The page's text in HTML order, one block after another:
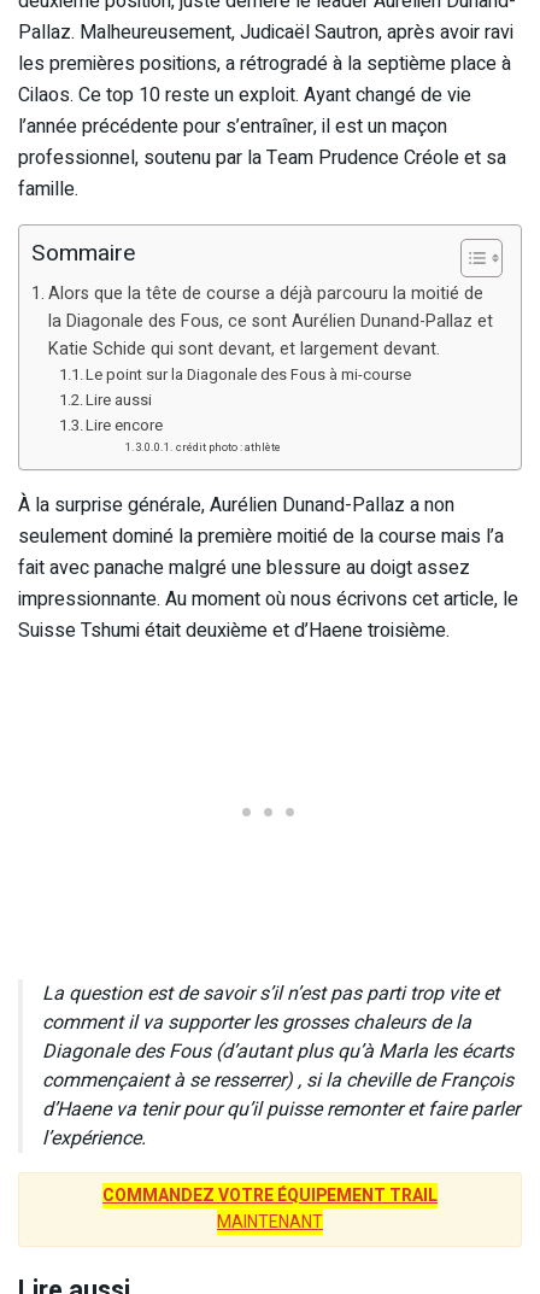
Pallaz. Malheureusement, Judicaël Sautron, après avoir ravi
les premières positions, a rétrogradé à la septième place à
Cilaos. Ce top 10 reste un exploit. Ayant changé de vie
l’année précédente pour s’entraîner, il est un maçon
professionnel, soutenu par la Team Prudence Créole et sa
famille.
Sommaire
Alors que la tête de course a déjà parcouru la moitié de
la Diagonale des Fous, ce sont Aurélien Dunand-Pallaz et
Katie Schide qui sont devant, et largement devant.
Le point sur la Diagonale des Fous à mi-course
Lire aussi
Lire encore
crédit photo : athlète
À la surprise générale, Aurélien Dunand-Pallaz a non
seulement dominé la première moitié de la course mais l’a
fait avec panache malgré une blessure au doigt assez
impressionnante. Au moment où nous écrivons cet article, le
Suisse Tshumi était deuxième et d’Haene troisième.
La question est de savoir s’il n’est pas parti trop vite et
comment il va supporter les grosses chaleurs de la
Diagonale des Fous (d’autant plus qu’à Marla les écarts
commençaient à se resserrer) , si la cheville de François
d’Haene va tenir pour qu’il puisse remonter et faire parler
l’expérience.
COMMANDEZ VOTRE ÉQUIPEMENT TRAIL
MAINTENANT